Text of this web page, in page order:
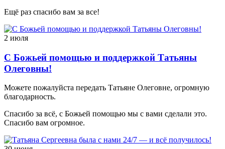
Ещё раз спасибо вам за все!
2 июля
С Божьей помощью и поддержкой Татьяны
Олеговны!
Можете пожалуйста передать Татьяне Олеговне, огромную
благодарность.
Спасибо за всё, с Божьей помощью мы с вами сделали это.
Спасибо вам огромное.